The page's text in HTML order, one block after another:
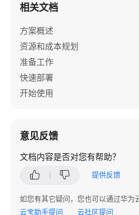
公
安
全
决
方
案
保
规
解
相关文档
方案概述
资源和成本规划
准备工作
快速部署
开始使用
意见反馈
文档内容是否对您有帮助？
提供反馈
如您有其它疑问，您也可以通过华为
云宝助手提问
云社区提问